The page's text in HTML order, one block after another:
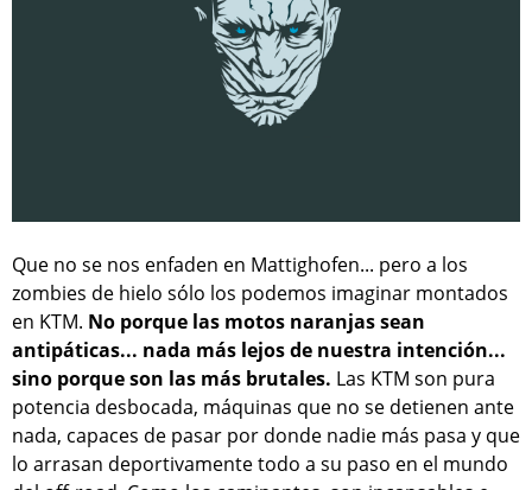
Que no se nos enfaden en Mattighofen... pero a los
zombies de hielo sólo los podemos imaginar montados
en KTM. No porque las motos naranjas sean
antipáticas... nada más lejos de nuestra intención...
sino porque son las más brutales. Las KTM son pura
potencia desbocada, máquinas que no se detienen ante
nada, capaces de pasar por donde nadie más pasa y que
lo arrasan deportivamente todo a su paso en el mundo